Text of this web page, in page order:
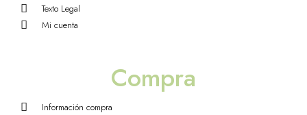
Texto Legal
Mi cuenta
Compra
Información compra